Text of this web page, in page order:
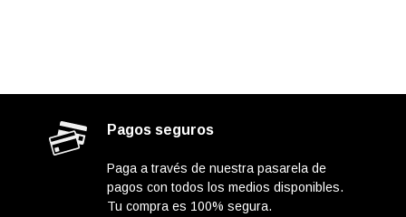
Pagos seguros
Paga a través de nuestra pasarela de
pagos con todos los medios disponibles.
Tu compra es 100% segura.